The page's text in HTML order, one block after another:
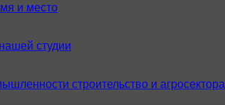
и место
студии
строительство и агросектора